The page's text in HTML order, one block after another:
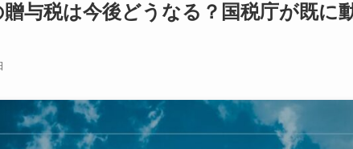
与税は今後どうなる？国税庁が既に